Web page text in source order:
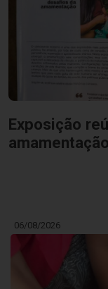
Exposição
06/08/2026